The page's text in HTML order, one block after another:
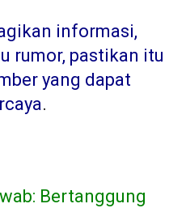
informasi,
rumor, pastikan itu
yang dapat
.
Bertanggung